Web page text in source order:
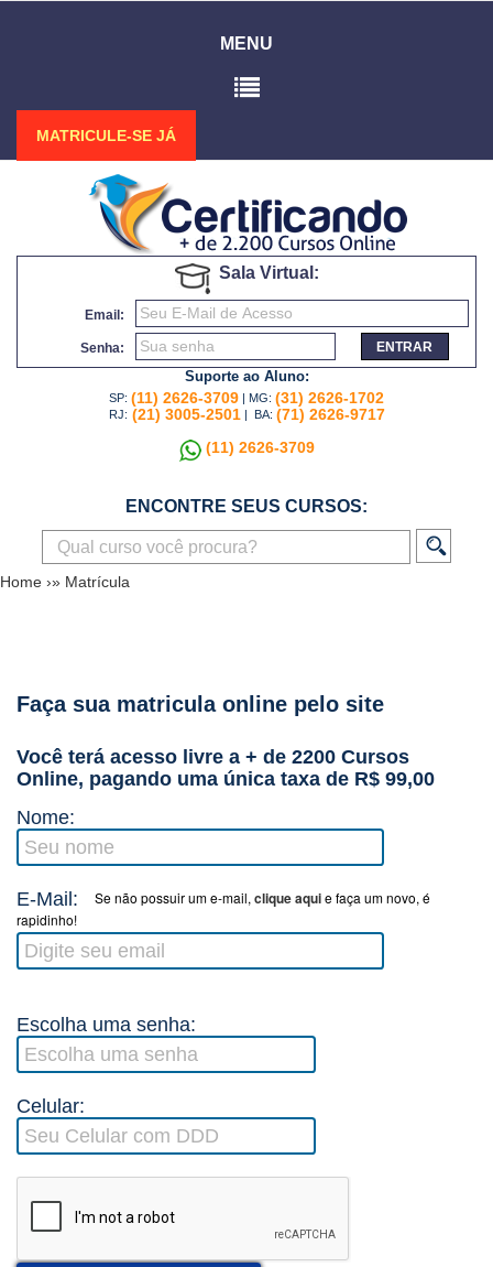
MENU
MATRICULE-SE JÁ
Sala Virtual:
Email:
Senha: ENTRAR
Suporte ao Aluno:
SP: (11) 2626-3709 | MG: (31) 2626-1702
RJ: (21) 3005-2501 | BA: (71) 2626-9717
(11) 2626-3709
ENCONTRE SEUS CURSOS:
Home ›» Matrícula
Faça sua matricula online pelo site
Você terá acesso livre a + de 2200 Cursos
Online, pagando uma única taxa de R$ 99,00
Nome:
E-Mail: Se não possuir um e-mail, clique aquie faça um novo, é
rapidinho!
Escolha uma senha:
Celular: